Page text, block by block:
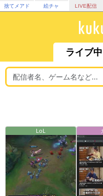
捨てメアド 絵チャ LIVE配信
ライブ中
LoL